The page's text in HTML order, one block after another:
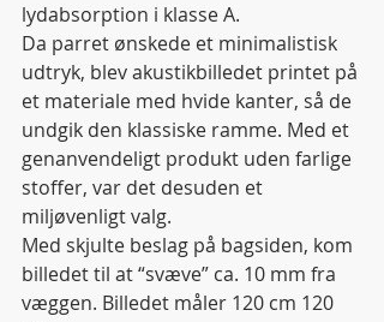
lydabsorption i klasse A.
Da parret ønskede et minimalistisk
udtryk, blev akustikbilledet printet på
et materiale med hvide kanter, så de
undgik den klassiske ramme. Med et
genanvendeligt produkt uden farlige
stoffer, var det desuden et
miljøvenligt valg.
Med skjulte beslag på bagsiden, kom
billedet til at “svæve” ca. 10 mm fra
væggen. Billedet måler 120 cm 120